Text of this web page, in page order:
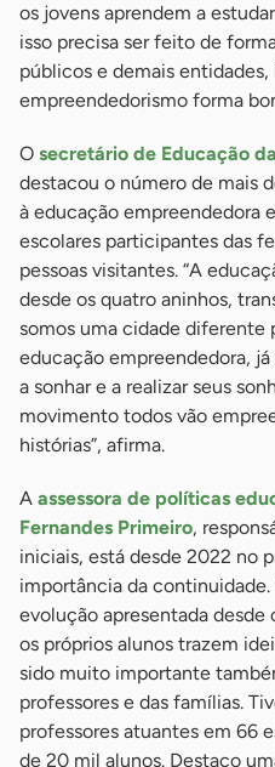
os jovens aprendem a
isso precisa ser feito de
públicos e demais entidades,
empreendedorismo forma
O secretário de Educação
destacou o número de mais
à educação empreendedora
escolares participantes das
pessoas visitantes. “A
desde os quatro aninhos,
somos uma cidade diferente
educação empreendedora,
a sonhar e a realizar seus
movimento todos vão
histórias”, afirma.
A assessora de políticas
Fernandes Primeiro,
iniciais, está desde 2022 no
importância da continuidade.
evolução apresentada desde
os próprios alunos trazem
sido muito importante
professores e das famílias.
professores atuantes em 66
de 20 mil alunos. Destaco